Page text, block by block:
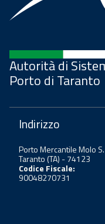
Autorità di
Porto di Taranto
Indirizzo
Porto Mercantile Molo
Taranto (TA) - 74123
Codice Fiscale:
90048270731